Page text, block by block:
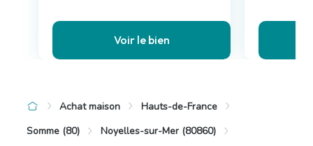
Voir le bien
Achat maison
Hauts-de-France
Somme (80)
Noyelles-sur-Mer (80860)